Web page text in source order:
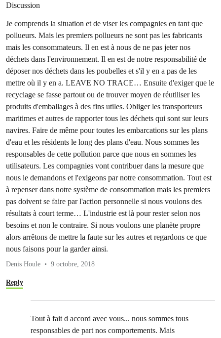
Discussion
Je comprends la situation et de viser les compagnies en tant que
pollueurs. Mais les premiers pollueurs ne sont pas les fabricants
mais les consommateurs. Il en est à nous de ne pas jeter nos
déchets dans l'environnement. Il en est de notre responsabilité de
déposer nos déchets dans les poubelles et s'il y en a pas de les
mettre où il y en a. LEAVE NO TRACE… Ensuite d'exiger que le
recyclage se fasse partout ou de trouver moyen de réutiliser les
produits d'emballages à des fins utiles. Obliger les transporteurs
maritimes et autres de rapporter tous les déchets qui sont sur leurs
navires. Faire de même pour toutes les embarcations sur les plans
d'eau et les résidents le long des plans d'eau. Nous sommes les
responsables de cette pollution parce que nous en sommes les
utilisateurs. Les compagnies vont contribuer dans la mesure que
nous le demandons et l'exigeons par notre consommation. Tout est
à repenser dans notre système de consommation mais les premiers
pas doivent se faire par l'action personnelle si nous voulons des
résultats à court terme… L'industrie est là pour rester selon nos
besoins et non le contraire. Si nous voulons une planète propre
alors arrêtons de mettre la faute sur les autres et regardons ce que
nous faisons pour la garder ainsi.
Denis Houle 9 octobre, 2018
Reply
Tout à fait d accord avec vous... nous sommes tous
responsables de part nos comportements. Mais